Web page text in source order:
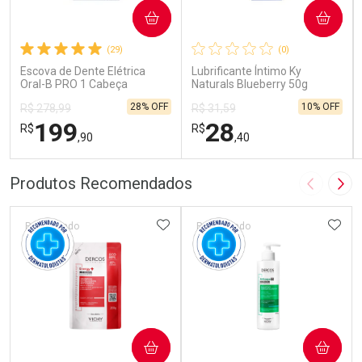
(29)
Escova de Dente Elétrica
Oral-B PRO 1 Cabeça
Redonda Recarregável 1
Unidade
R$ 278,99
R$199,90
28% OFF
COMPRAR
FECHAR
FECHAR
Por Menos
(0)
Lubrificante Íntimo Ky
Naturals Blueberry 50g
R$ 31,59
R$28,40
10% OFF
COMPRAR
Por Menos
Produtos Recomendados Imagem
Patrocinado ADICIONAR AOS FAVORITOS
COMPRAR
Patrocinado
COMPRAR